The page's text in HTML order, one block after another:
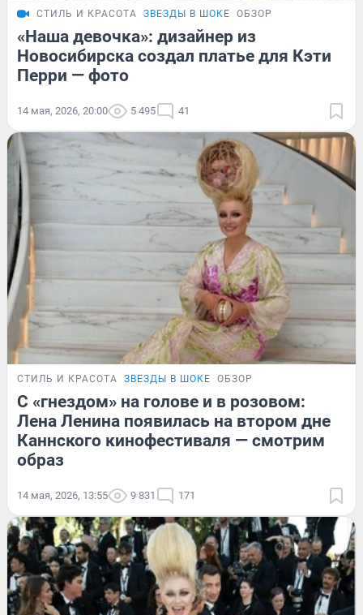
СТИЛЬ И КРАСОТА ЗВЕЗДЫ В ШОКЕ ОБЗОР
«Наша девочка»: дизайнер из
Новосибирска создал платье для Кэти
Перри — фото
14 мая, 2026, 20:00 5 495 41
СТИЛЬ И КРАСОТА ЗВЕЗДЫ В ШОКЕ ОБЗОР
С «гнездом» на голове и в розовом:
Лена Ленина появилась на втором дне
Каннского кинофестиваля — смотрим
образ
14 мая, 2026, 13:55 9 831 171